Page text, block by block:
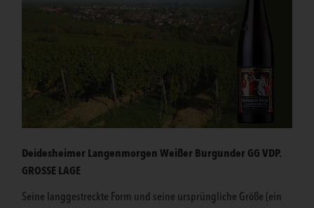
Deidesheimer Langenmorgen Weißer Burgunder GG VDP.
GROSSE LAGE
Seine langgestreckte Form und seine ursprüngliche Größe (ein